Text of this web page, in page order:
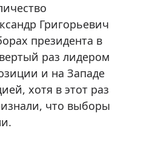
Григорьевич
президента в
раз лидером
и на Западе
хотя в этот раз
что выборы